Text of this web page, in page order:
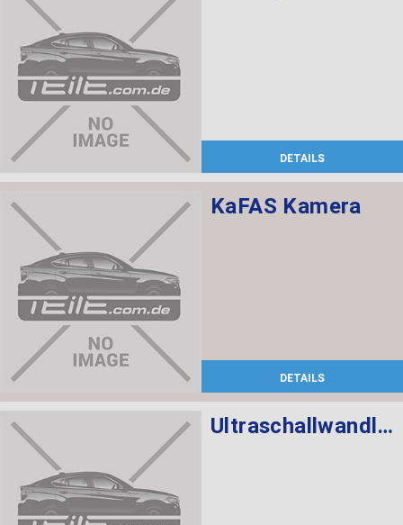
DETAILS
KaFAS Kamera
DETAILS
Ultraschallwandler schwarz